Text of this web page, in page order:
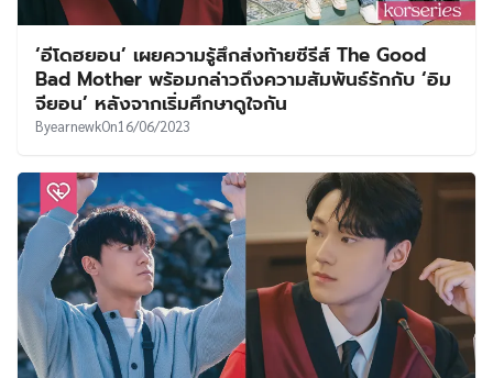
‘อีโดฮยอน’ เผยความรู้สึกส่งท้ายซีรีส์ The Good
Bad Mother พร้อมกล่าวถึงความสัมพันธ์รักกับ ‘อิม
จียอน’ หลังจากเริ่มศึกษาดูใจกัน
ByearnewkOn16/06/2023